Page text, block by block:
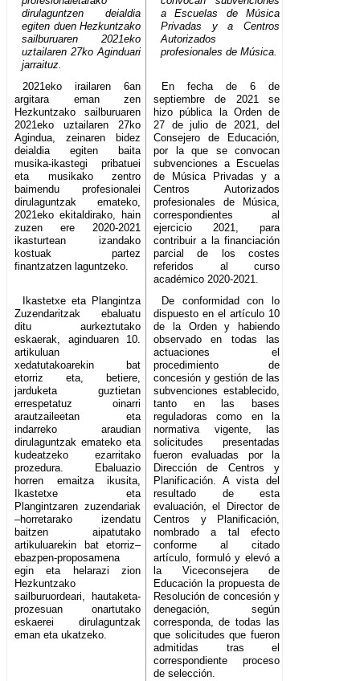
dirulaguntzen deialdia
egiten duen Hezkuntzako
sailburuaren 2021eko
uztailaren 27ko Aginduari
jarraituz.
a Escuelas de Música
Privadas y a Centros
Autorizados
profesionales de Música.
2021eko irailaren 6an
argitara eman zen
Hezkuntzako sailburuaren
2021eko uztailaren 27ko
Agindua, zeinaren bidez
deialdia egiten baita
musika-ikastegi pribatuei
eta musikako zentro
baimendu profesionalei
dirulaguntzak emateko,
2021eko ekitaldirako, hain
zuzen ere 2020-2021
ikasturtean izandako
kostuak partez
finantzatzen laguntzeko.
En fecha de 6 de
septiembre de 2021 se
hizo pública la Orden de
27 de julio de 2021, del
Consejero de Educación,
por la que se convocan
subvenciones a Escuelas
de Música Privadas y a
Centros Autorizados
profesionales de Música,
correspondientes al
ejercicio 2021, para
contribuir a la financiación
parcial de los costes
referidos al curso
académico 2020-2021.
Ikastetxe eta Plangintza
Zuzendaritzak ebaluatu
ditu aurkeztutako
eskaerak, aginduaren 10.
artikuluan
xedatutakoarekin bat
etorriz eta, betiere,
jarduketa guztietan
errespetatuz oinarri
arautzaileetan eta
indarreko araudian
dirulaguntzak emateko eta
kudeatzeko ezarritako
prozedura. Ebaluazio
horren emaitza ikusita,
Ikastetxe eta
Plangintzaren zuzendariak
–horretarako izendatu
baitzen aipatutako
artikuluarekin bat etorriz–
ebazpen-proposamena
egin eta helarazi zion
Hezkuntzako
sailburuordeari, hautaketa-
prozesuan onartutako
eskaerei dirulaguntzak
eman eta ukatzeko.
De conformidad con lo
dispuesto en el artículo 10
de la Orden y habiendo
observado en todas las
actuaciones el
procedimiento de
concesión y gestión de las
subvenciones establecido,
tanto en las bases
reguladoras como en la
normativa vigente, las
solicitudes presentadas
fueron evaluadas por la
Dirección de Centros y
Planificación. A vista del
resultado de esta
evaluación, el Director de
Centros y Planificación,
nombrado a tal efecto
conforme al citado
artículo, formuló y elevó a
la Viceconsejera de
Educación la propuesta de
Resolución de concesión y
denegación, según
corresponda, de todas las
que solicitudes que fueron
admitidas tras el
correspondiente proceso
de selección.